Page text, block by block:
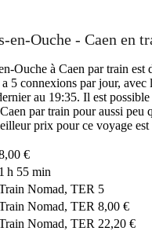
en-Ouche - Caen en
Ouche à Caen par train est
5 connexions par jour, avec
au 19:35. Il est
par train pour aussi peu
prix pour ce voyage est
€
1 h 55 min
Nomad, TER 5
Nomad, TER 8,00 €
Nomad, TER 22,20 €